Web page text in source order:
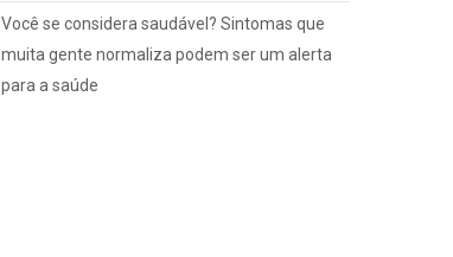
Você se considera saudável? Sintomas que
muita gente normaliza podem ser um alerta
para a saúde